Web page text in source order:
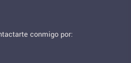
conmigo por: